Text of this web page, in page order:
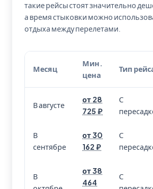
такие рейсы стоят значительно
а время стыковки можно
отдыха между перелетами.
Месяц
Мин.
цена
Тип
В августе
от 28
725 ₽
С
В
сентябре
от 30
162 ₽
С
В
от 38
464
С